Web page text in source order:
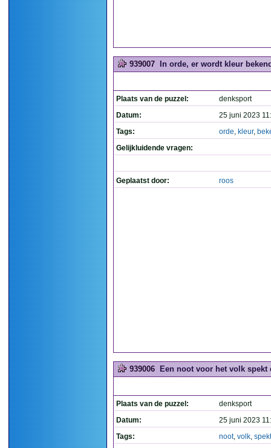
939007 In orde, er wordt kleur
Plaats van de puzzel:
denksport
Datum:
25 juni 2023
Tags:
orde, kleur,
Gelijkluidende vragen:
Geplaatst door: roos
939006 Een noot voor het volk spekt
Plaats van de puzzel:
denksport
Datum:
25 juni 2023
Tags:
noot, volk, spekt